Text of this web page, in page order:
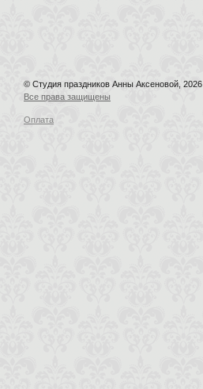
© Студия праздников Анны Аксеновой, 2026
Все права защищены
Оплата